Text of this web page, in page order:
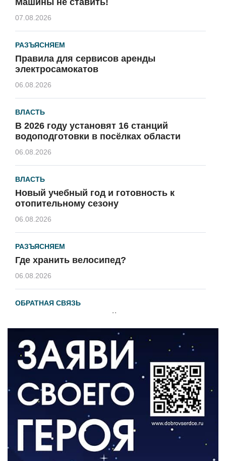
07.08.2026
РАЗЪЯСНЯЕМ
Правила для сервисов аренды
электросамокатов
06.08.2026
ВЛАСТЬ
В 2026 году установят 16 станций
водоподготовки в посёлках области
06.08.2026
ВЛАСТЬ
Новый учебный год и готовность к
отопительному сезону
06.08.2026
РАЗЪЯСНЯЕМ
Где хранить велосипед?
06.08.2026
ОБРАТНАЯ СВЯЗЬ
Администрация онлайн
ВЛАСТЬ
День памяти и «Симфония народов»
06.08.2026
Новый настил на экотропе
05.08.2026